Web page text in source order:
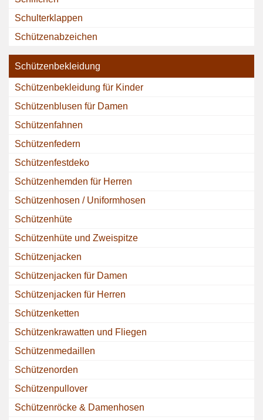
Schulterklappen
Schützenabzeichen
Schützenbekleidung
Schützenbekleidung für Kinder
Schützenblusen für Damen
Schützenfahnen
Schützenfedern
Schützenfestdeko
Schützenhemden für Herren
Schützenhosen / Uniformhosen
Schützenhüte
Schützenhüte und Zweispitze
Schützenjacken
Schützenjacken für Damen
Schützenjacken für Herren
Schützenketten
Schützenkrawatten und Fliegen
Schützenmedaillen
Schützenorden
Schützenpullover
Schützenröcke & Damenhosen